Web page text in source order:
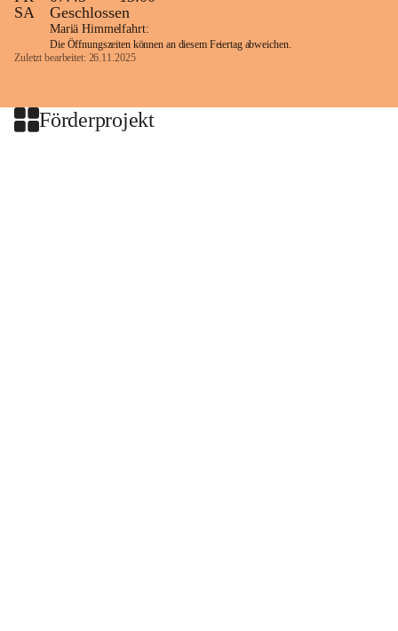
SA
Geschlossen
Mariä Himmelfahrt:
Die Öffnungszeiten können an diesem Feiertag abweichen.
Zuletzt bearbeitet: 26.11.2025
Förderprojekt